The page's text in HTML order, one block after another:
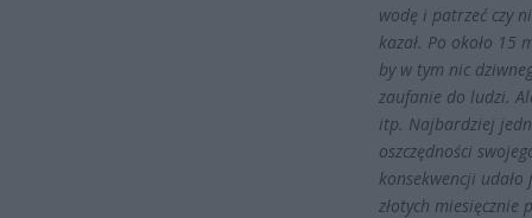
wodę i patrzeć czy
kazał. Po około 15
by w tym nic
zaufanie do ludzi.
itp. Najbardziej
oszczędności
konsekwencji udało
złotych